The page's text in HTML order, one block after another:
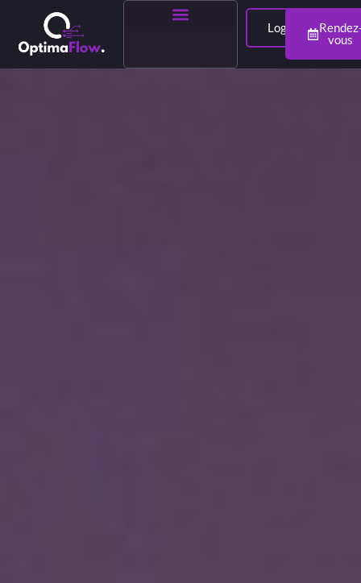
Login
vous